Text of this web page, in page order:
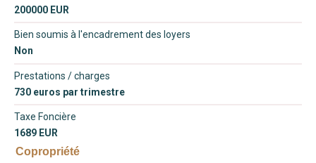
200000 EUR
Bien soumis à l'encadrement des loyers
Non
Prestations / charges
730 euros par trimestre
Taxe Foncière
1689 EUR
Copropriété